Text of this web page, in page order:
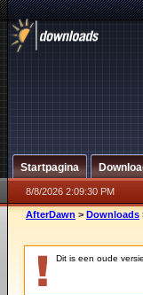
Startpagina
8/8/2026 2:09:30 PM
AfterDawn > Downloads
Dit is een oude